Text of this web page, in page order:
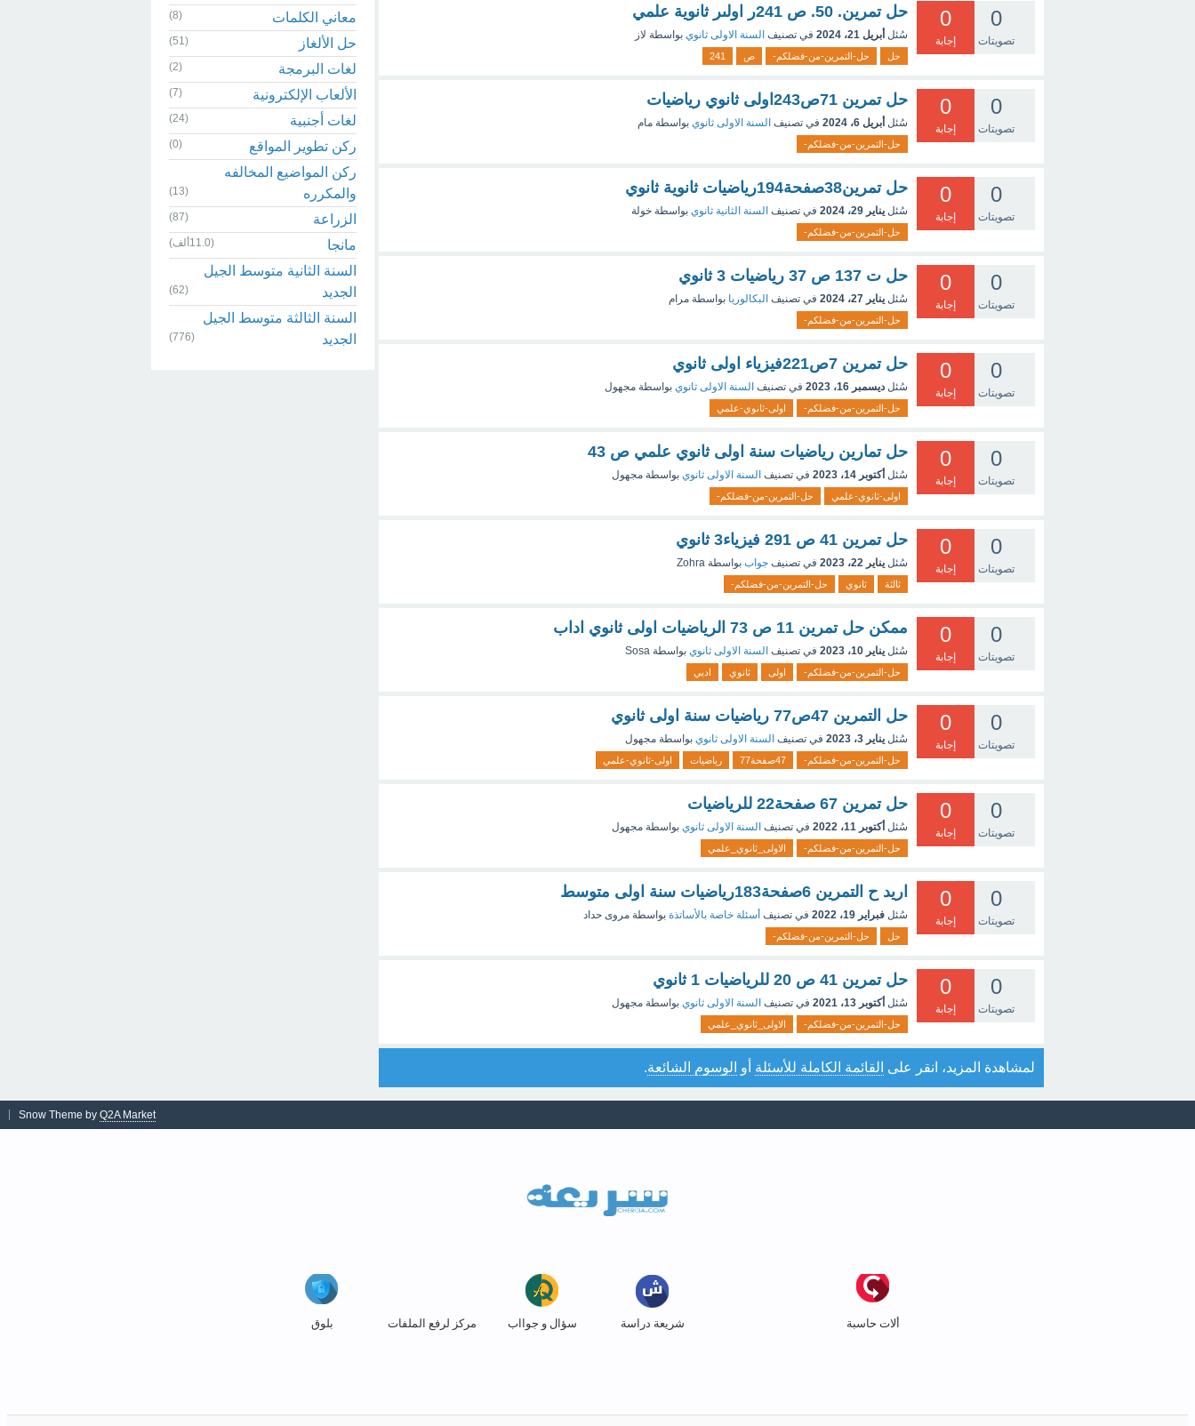
0
تصويتات
0
إجابة
حل تمرين. 50. ص 241ر اولىر ثانوية علمي
سُئل أبريل 21، 2024 في تصنيف السنة الاولى ثانوي بواسطة لاز
حل حل-التمرين-من-فضلكم- ص 241
0
تصويتات
0
إجابة
حل تمرين 71ص243اولى ثانوي رياضيات
سُئل أبريل 6، 2024 في تصنيف السنة الاولى ثانوي بواسطة مام
حل-التمرين-من-فضلكم-
0
تصويتات
0
إجابة
حل تمرين38صفحة194رياضيات ثانوية ثانوي
سُئل يناير 29، 2024 في تصنيف السنة الثانية ثانوي بواسطة خولة
حل-التمرين-من-فضلكم-
0
تصويتات
0
إجابة
حل ت 137 ص 37 رياضيات 3 ثانوي
سُئل يناير 27، 2024 في تصنيف البكالوريا بواسطة مرام
حل-التمرين-من-فضلكم-
0
تصويتات
0
إجابة
حل تمرين 7ص221فيزياء اولى ثانوي
سُئل ديسمبر 16، 2023 في تصنيف السنة الاولى ثانوي بواسطة مجهول
حل-التمرين-من-فضلكم- اولى-ثانوي-علمي
0
تصويتات
0
إجابة
حل تمارين رياضيات سنة اولى ثانوي علمي ص 43
سُئل أكتوبر 14، 2023 في تصنيف السنة الاولى ثانوي بواسطة مجهول
اولى-ثانوي-علمي حل-التمرين-من-فضلكم-
0
تصويتات
0
إجابة
حل تمرين 41 ص 291 فيزياء3 ثانوي
سُئل يناير 22، 2023 في تصنيف جواب بواسطة Zohra
ثالثة ثانوي حل-التمرين-من-فضلكم-
0
تصويتات
0
إجابة
ممكن حل تمرين 11 ص 73 الرياضيات اولى ثانوي اداب
سُئل يناير 10، 2023 في تصنيف السنة الاولى ثانوي بواسطة Sosa
حل-التمرين-من-فضلكم- اولى ثانوي ادبي
0
تصويتات
0
إجابة
حل التمرين 47ص77 رياضيات سنة اولى ثانوي
سُئل يناير 3، 2023 في تصنيف السنة الاولى ثانوي بواسطة مجهول
حل-التمرين-من-فضلكم- 47صفحة77 رياضيات اولى-ثانوي-علمي
0
تصويتات
0
إجابة
حل تمرين 67 صفحة22 للرياضيات
سُئل أكتوبر 11، 2022 في تصنيف السنة الاولى ثانوي بواسطة مجهول
حل-التمرين-من-فضلكم- الاولى_ثانوي_علمي
0
تصويتات
0
إجابة
اريد ح التمرين 6صفحة183رياضيات سنة اولى متوسط
سُئل فبراير 19، 2022 في تصنيف أسئلة خاصة بالأساتذة بواسطة مروى حداد
حل حل-التمرين-من-فضلكم-
0
تصويتات
0
إجابة
حل تمرين 41 ص 20 للرياضيات 1 ثانوي
سُئل أكتوبر 13، 2021 في تصنيف السنة الاولى ثانوي بواسطة مجهول
حل-التمرين-من-فضلكم- الاولى_ثانوي_علمي
لمشاهدة المزيد، انقر على القائمة الكاملة للأسئلة أو الوسوم الشائعة.
معاني الكلمات (8)
حل الألغاز (51)
لغات البرمجة (2)
الألعاب الإلكترونية (7)
لغات أجنبية (24)
ركن تطوير المواقع (0)
ركن المواضيع المخالفه
والمكرره
(13)
الزراعة (87)
مانجا (11.0ألف)
السنة الثانية متوسط الجيل
الجديد
(62)
السنة الثالثة متوسط الجيل
الجديد
(776)
Snow Theme by Q2A Market